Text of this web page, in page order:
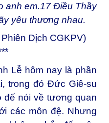
anh em.17Điều Thầy
yêu thương nhau.
Dịch CGKPV)
Lễ hôm nay là phần
trong đó Đức Giê-su
để nói về tương quan
các môn đệ. Nhưng